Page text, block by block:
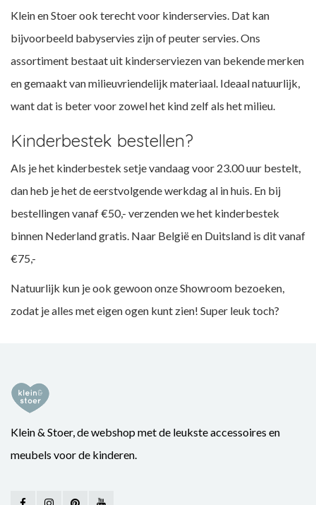
Klein en Stoer ook terecht voor kinderservies. Dat kan
bijvoorbeeld babyservies zijn of peuter servies. Ons
assortiment bestaat uit kinderserviezen van bekende merken
en gemaakt van milieuvriendelijk materiaal. Ideaal natuurlijk,
want dat is beter voor zowel het kind zelf als het milieu.
Kinderbestek bestellen?
Als je het kinderbestek setje vandaag voor 23.00 uur bestelt,
dan heb je het de eerstvolgende werkdag al in huis. En bij
bestellingen vanaf €50,- verzenden we het kinderbestek
binnen Nederland gratis. Naar België en Duitsland is dit vanaf
€75,-
Natuurlijk kun je ook gewoon onze Showroom bezoeken,
zodat je alles met eigen ogen kunt zien! Super leuk toch?
Klein & Stoer, de webshop met de leukste accessoires en
meubels voor de kinderen.